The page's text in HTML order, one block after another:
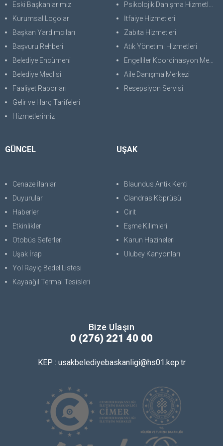
Eski Başkanlarımız
Kurumsal Logolar
Başkan Yardımcıları
Başvuru Rehberi
Belediye Encümeni
Belediye Meclisi
Faaliyet Raporları
Gelir ve Harç Tarifeleri
Hizmetlerimiz
Psikolojik Danışma Hizmetleri
İtfaiye Hizmetleri
Zabıta Hizmetleri
Atık Yönetimi Hizmetleri
Engelliler Koordinasyon Merkezi
Aile Danışma Merkezi
Resepsiyon Servisi
GÜNCEL
Cenaze İlanları
Duyurular
Haberler
Etkinlikler
Otobüs Seferleri
Uşak İrap
Yol Rayiç Bedel Listesi
Kayaağıl Termal Tesisleri
UŞAK
Blaundus Antik Kenti
Clandras Köprüsü
Cirit
Eşme Kilimleri
Karun Hazineleri
Ulubey Kanyonları
Bize Ulaşın
0 (276) 221 40 00
KEP : usakbelediyebaskanligi@hs01.kep.tr